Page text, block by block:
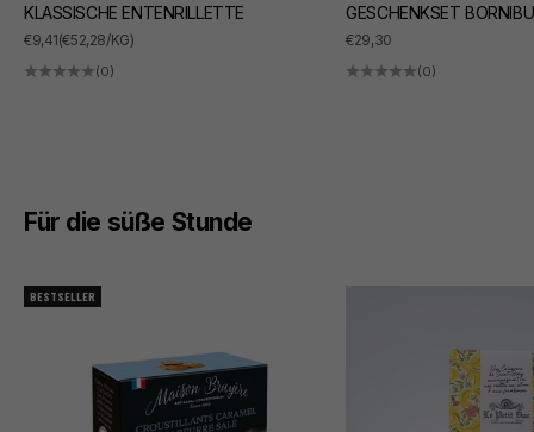
KLASSISCHE ENTENRILLETTE
ANGEBOT
€9,41(€52,28/KG)
(0)
GESCHENKSET
ANGEBOT
€29,30
(0)
Für die süße Stunde
BESTSELLER